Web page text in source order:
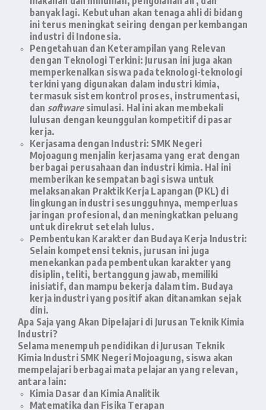
banyak lagi. Kebutuhan akan tenaga ahli di bidang
ini terus meningkat seiring dengan perkembangan
industri di Indonesia.
Pengetahuan dan Keterampilan yang Relevan
dengan Teknologi Terkini: Jurusan ini juga akan
memperkenalkan siswa pada teknologi-teknologi
terkini yang digunakan dalam industri kimia,
termasuk sistem kontrol proses, instrumentasi,
dan softwaresimulasi. Hal ini akan membekali
lulusan dengan keunggulan kompetitif di pasar
kerja.
Kerjasama dengan Industri: SMK Negeri
Mojoagung menjalin kerjasama yang erat dengan
berbagai perusahaan dan industri kimia. Hal ini
memberikan kesempatan bagi siswa untuk
melaksanakan Praktik Kerja Lapangan (PKL) di
lingkungan industri sesungguhnya, memperluas
jaringan profesional, dan meningkatkan peluang
untuk direkrut setelah lulus.
Pembentukan Karakter dan Budaya Kerja Industri:
Selain kompetensi teknis, jurusan ini juga
menekankan pada pembentukan karakter yang
disiplin, teliti, bertanggung jawab, memiliki
inisiatif, dan mampu bekerja dalam tim. Budaya
kerja industri yang positif akan ditanamkan sejak
dini.
Apa Saja yang Akan Dipelajari di Jurusan Teknik Kimia
Industri?
Selama menempuh pendidikan di Jurusan Teknik
Kimia Industri SMK Negeri Mojoagung, siswa akan
mempelajari berbagai mata pelajaran yang relevan,
antara lain:
Kimia Dasar dan Kimia Analitik
Matematika dan Fisika Terapan